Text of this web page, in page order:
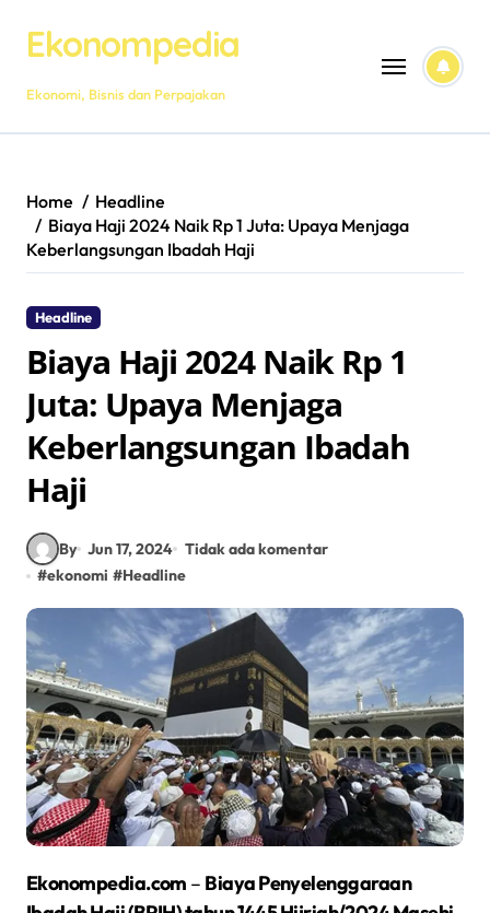
contentEkonompedia
Ekonomi, Bisnis dan Perpajakan
Home
Headline
Biaya Haji 2024 Naik Rp 1 Juta: Upaya Menjaga
Keberlangsungan Ibadah Haji
Headline
Biaya Haji 2024 Naik Rp 1
Juta: Upaya Menjaga
Keberlangsungan Ibadah
Haji
By Jun 17, 2024 Tidak ada komentar
#ekonomi #Headline
Ekonompedia.com – Biaya Penyelenggaraan